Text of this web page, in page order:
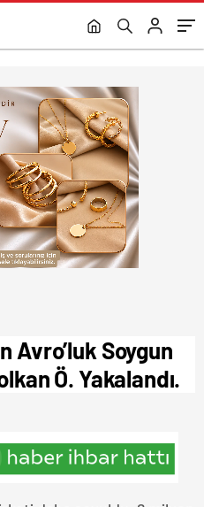
Avro’luk Soygun
Ö. Yakalandı.